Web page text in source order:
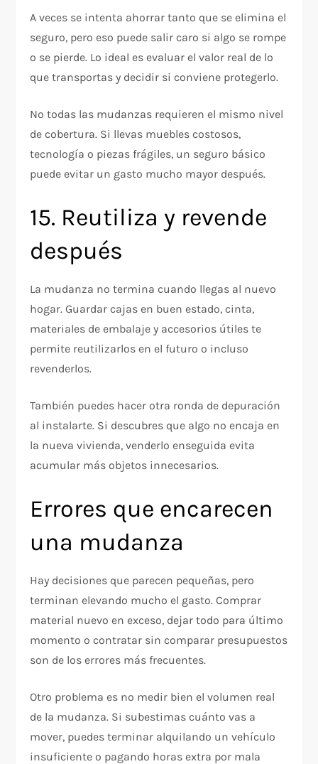
A veces se intenta ahorrar tanto que se elimina el
seguro, pero eso puede salir caro si algo se rompe
o se pierde. Lo ideal es evaluar el valor real de lo
que transportas y decidir si conviene protegerlo.
No todas las mudanzas requieren el mismo nivel
de cobertura. Si llevas muebles costosos,
tecnología o piezas frágiles, un seguro básico
puede evitar un gasto mucho mayor después.
15. Reutiliza y revende
después
La mudanza no termina cuando llegas al nuevo
hogar. Guardar cajas en buen estado, cinta,
materiales de embalaje y accesorios útiles te
permite reutilizarlos en el futuro o incluso
revenderlos.
También puedes hacer otra ronda de depuración
al instalarte. Si descubres que algo no encaja en
la nueva vivienda, venderlo enseguida evita
acumular más objetos innecesarios.
Errores que encarecen
una mudanza
Hay decisiones que parecen pequeñas, pero
terminan elevando mucho el gasto. Comprar
material nuevo en exceso, dejar todo para último
momento o contratar sin comparar presupuestos
son de los errores más frecuentes.
Otro problema es no medir bien el volumen real
de la mudanza. Si subestimas cuánto vas a
mover, puedes terminar alquilando un vehículo
insuficiente o pagando horas extra por mala